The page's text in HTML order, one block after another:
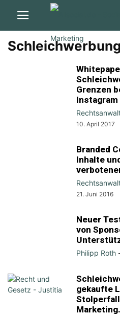
Schleichwerbung
Grenzen
Instagram
10. April 2017
Branded
Inhalte
21. Juni 2016
Neuer
von
Philipp Roth
gekaufte